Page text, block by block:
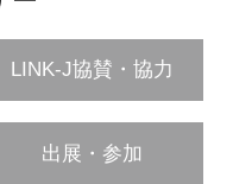
LINK-J協賛・協力
出展・参加